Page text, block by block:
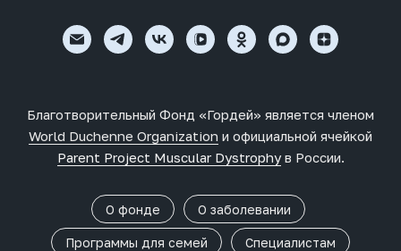
Благотворительный Фонд «Гордей» является членом
World Duchenne Organization и официальной ячейкой
Parent Project Muscular Dystrophyв России.
О фонде О заболевании
Программы для семей Специалистам